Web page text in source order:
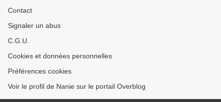
Contact
Signaler un abus
C.G.U.
Cookies et données personnelles
Préférences cookies
Voir le profil de Nanie sur le portail Overblog